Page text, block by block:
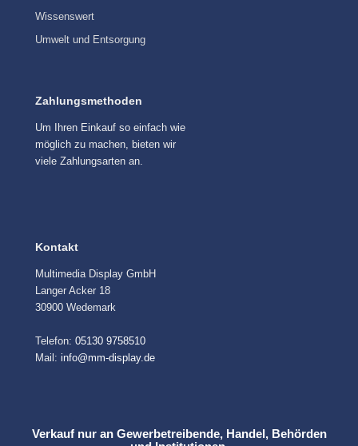
Wissenswert
Umwelt und Entsorgung
Zahlungsmethoden
Um Ihren Einkauf so einfach wie
möglich zu machen, bieten wir
viele Zahlungsarten an.
Kontakt
Multimedia Display GmbH
Langer Acker 18
30900 Wedemark
Telefon: 05130 9758510
Mail: info@mm-display.de
Verkauf nur an Gewerbetreibende, Handel, Behörden